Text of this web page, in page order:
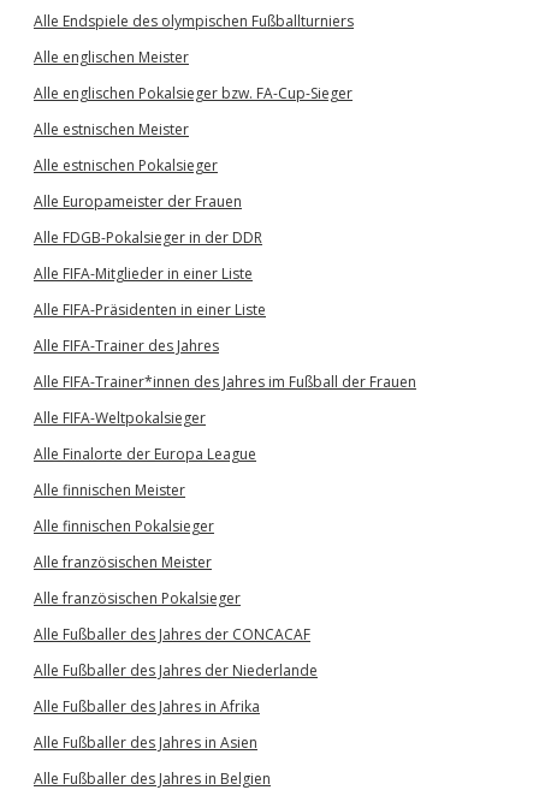
Alle Endspiele des olympischen Fußballturniers
Alle englischen Meister
Alle englischen Pokalsieger bzw. FA-Cup-Sieger
Alle estnischen Meister
Alle estnischen Pokalsieger
Alle Europameister der Frauen
Alle FDGB-Pokalsieger in der DDR
Alle FIFA-Mitglieder in einer Liste
Alle FIFA-Präsidenten in einer Liste
Alle FIFA-Trainer des Jahres
Alle FIFA-Trainer*innen des Jahres im Fußball der Frauen
Alle FIFA-Weltpokalsieger
Alle Finalorte der Europa League
Alle finnischen Meister
Alle finnischen Pokalsieger
Alle französischen Meister
Alle französischen Pokalsieger
Alle Fußballer des Jahres der CONCACAF
Alle Fußballer des Jahres der Niederlande
Alle Fußballer des Jahres in Afrika
Alle Fußballer des Jahres in Asien
Alle Fußballer des Jahres in Belgien